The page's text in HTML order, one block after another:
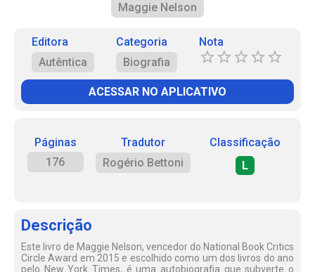
Maggie Nelson
Editora
Autêntica
Categoria
Biografia
Nota
ACESSAR NO APLICATIVO
Páginas
176
Tradutor
Rogério Bettoni
Classificação
L
Descrição
Este livro de Maggie Nelson, vencedor do National Book Critics
Circle Award em 2015 e escolhido como um dos livros do ano
pelo New York Times, é uma autobiografia que subverte o